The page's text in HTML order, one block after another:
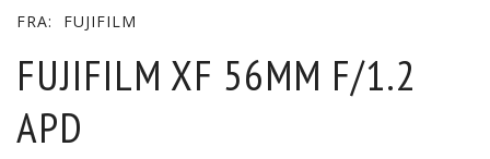
FRA: FUJIFILM
FUJIFILM XF 56MM F/1.2
APD